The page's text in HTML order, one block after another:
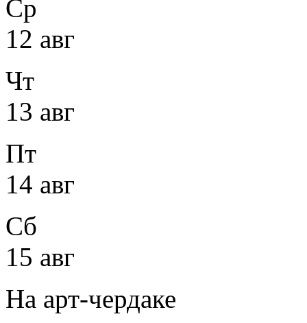
Ср
12 авг
Чт
13 авг
Пт
14 авг
Сб
15 авг
На арт-чердаке